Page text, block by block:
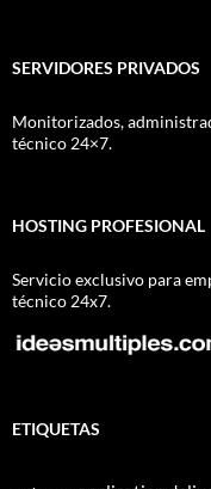
SERVIDORES PRIVADOS
Monitorizados,
técnico 24×7.
HOSTING PROFESIONAL
Servicio exclusivo para
técnico 24x7.
ETIQUETAS